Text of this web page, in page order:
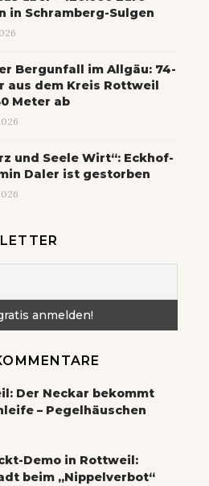
in Schramberg-Sulgen
Bergunfall im Allgäu: 74-
aus dem Kreis Rottweil
Meter ab
und Seele Wirt“: Eckhof-
Daler ist gestorben
Der Neckar bekommt
– Pegelhäuschen
Demo in Rottweil:
beim „Nippelverbot“